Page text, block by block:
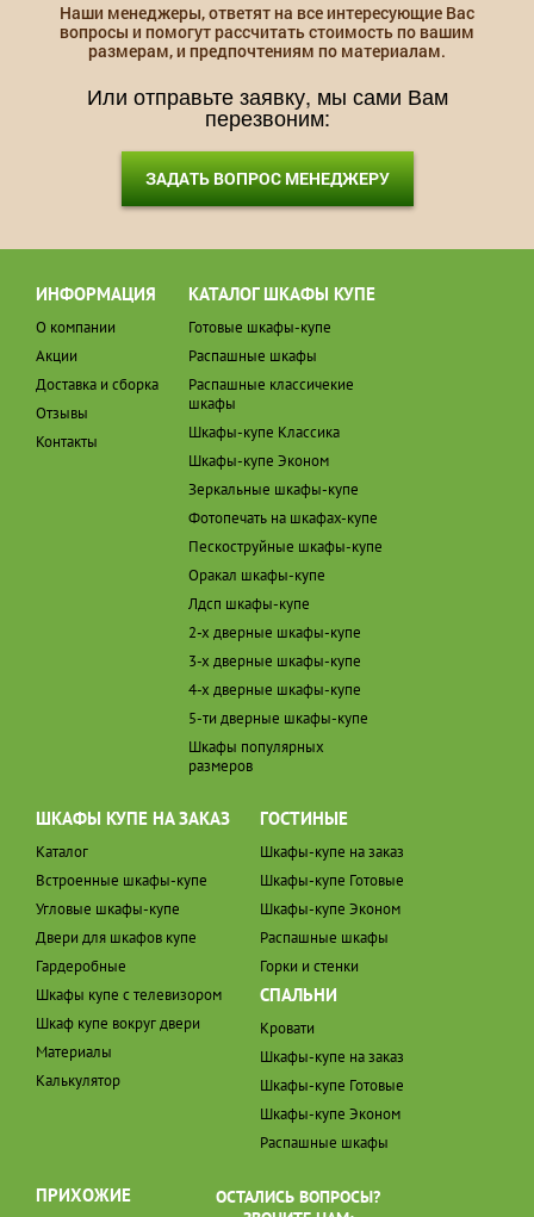
Наши менеджеры, ответят на все интересующие Вас
вопросы и помогут рассчитать стоимость по вашим
размерам, и предпочтениям по материалам.
Или отправьте заявку, мы сами Вам
перезвоним:
ЗАДАТЬ ВОПРОС МЕНЕДЖЕРУ
ИНФОРМАЦИЯ
О компании
Акции
Доставка и сборка
Отзывы
Контакты
КАТАЛОГ ШКАФЫ КУПЕ
Готовые шкафы-купе
Распашные шкафы
Распашные классичекие
шкафы
Шкафы-купе Классика
Шкафы-купе Эконом
Зеркальные шкафы-купе
Фотопечать на шкафах-купе
Пескоструйные шкафы-купе
Оракал шкафы-купе
Лдсп шкафы-купе
2-х дверные шкафы-купе
3-х дверные шкафы-купе
4-х дверные шкафы-купе
5-ти дверные шкафы-купе
Шкафы популярных
размеров
ШКАФЫ КУПЕ НА ЗАКАЗ
Каталог
Встроенные шкафы-купе
Угловые шкафы-купе
Двери для шкафов купе
Гардеробные
Шкафы купе с телевизором
Шкаф купе вокруг двери
Материалы
Калькулятор
ГОСТИНЫЕ
Шкафы-купе на заказ
Шкафы-купе Готовые
Шкафы-купе Эконом
Распашные шкафы
Горки и стенки
СПАЛЬНИ
Кровати
Шкафы-купе на заказ
Шкафы-купе Готовые
Шкафы-купе Эконом
Распашные шкафы
ПРИХОЖИЕ
ОСТАЛИСЬ ВОПРОСЫ?